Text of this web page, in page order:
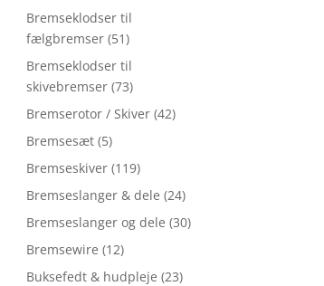
Bremseklodser til
fælgbremser (51)
Bremseklodser til
skivebremser (73)
Bremserotor / Skiver (42)
Bremsesæt (5)
Bremseskiver (119)
Bremseslanger & dele (24)
Bremseslanger og dele (30)
Bremsewire (12)
Buksefedt & hudpleje (23)